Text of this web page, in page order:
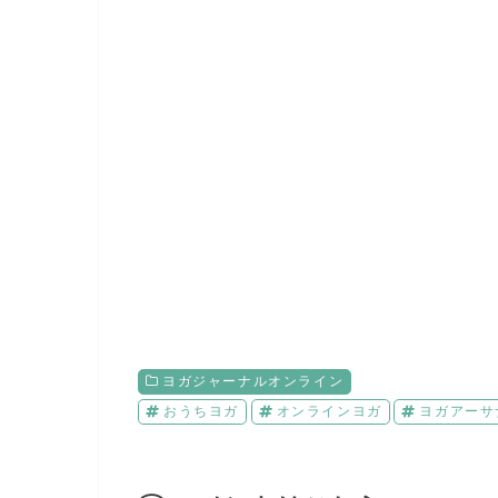
ヨガジャーナルオンライン
おうちヨガ
オンラインヨガ ヨガアーサ